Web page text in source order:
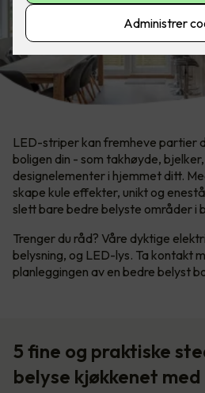
LED-striper kan fremheve partier
boligen din - som takhøyde,
designelementer i hjemmet ditt.
skape kule effekter, unikt og
slett bare bedre belyste områder i
Trenger du råd? Våre dyktige
belysning, og LED-lys. Ta kontakt
planleggingen av en bedre belyst
5 fine og praktiske
belyse kjøkkenet